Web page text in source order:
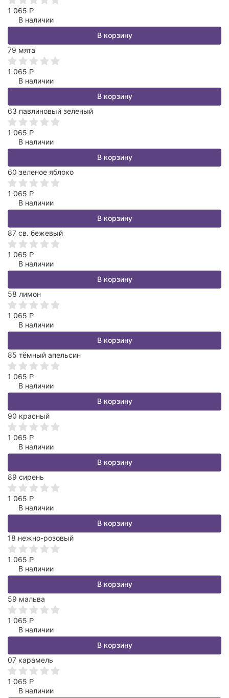
1 065 Р
В наличии
В корзину
79 мята
1 065 Р
В наличии
В корзину
63 павлиновый зеленый
1 065 Р
В наличии
В корзину
60 зеленое яблоко
1 065 Р
В наличии
В корзину
87 св. бежевый
1 065 Р
В наличии
В корзину
58 лимон
1 065 Р
В наличии
В корзину
85 тёмный апельсин
1 065 Р
В наличии
В корзину
90 красный
1 065 Р
В наличии
В корзину
89 сирень
1 065 Р
В наличии
В корзину
18 нежно-розовый
1 065 Р
В наличии
В корзину
59 мальва
1 065 Р
В наличии
В корзину
07 карамель
1 065 Р
В наличии